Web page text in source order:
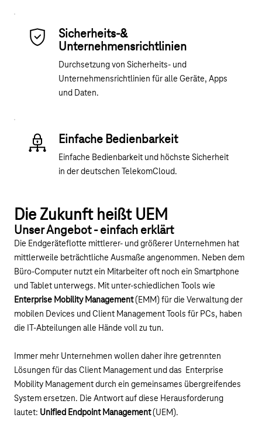
Sicherheits-&
Unternehmensrichtlinien
Durchsetzung von Sicherheits- und
Unternehmensrichtlinien für alle Geräte, Apps
und Daten.
Einfache Bedienbarkeit
Einfache Bedienbarkeit und höchste Sicherheit
in der deutschen TelekomCloud.
Die Zukunft heißt UEM
Unser Angebot - einfach erklärt
Die Endgeräteflotte mittlerer- und größerer Unternehmen hat
mittlerweile beträchtliche Ausmaße angenommen. Neben dem
Büro-Computer nutzt ein Mitarbeiter oft noch ein Smartphone
und Tablet unterwegs. Mit unter-schiedlichen Tools wie
Enterprise Mobility Management(EMM) für die Verwaltung der
mobilen Devices und Client Management Tools für PCs, haben
die IT-Abteilungen alle Hände voll zu tun.
Immer mehr Unternehmen wollen daher ihre getrennten
Lösungen für das Client Management und das Enterprise
Mobility Management durch ein gemeinsames übergreifendes
System ersetzen. Die Antwort auf diese Herausforderung
lautet: Unified Endpoint Management(UEM).